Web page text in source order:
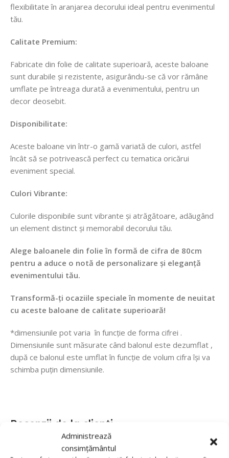
Administrează
consimțământul
flexibilitate în aranjarea decorului ideal pentru evenimentul
tău.
Calitate Premium:
Fabricate din folie de calitate superioară, aceste baloane
sunt durabile și rezistente, asigurându-se că vor rămâne
umflate pe întreaga durată a evenimentului, pentru un
decor deosebit.
Disponibilitate:
Aceste baloane vin într-o gamă variată de culori, astfel
încât să se potrivească perfect cu tematica oricărui
eveniment special.
Culori Vibrante:
Culorile disponibile sunt vibrante și atrăgătoare, adăugând
un element distinct și memorabil decorului tău.
Alege baloanele din folie în formă de cifra de 80cm
pentru a aduce o notă de personalizare și eleganță
evenimentului tău.
Transformă-ți ocaziile speciale în momente de neuitat
cu aceste baloane de calitate superioară!
*dimensiunile pot varia în funcție de forma cifrei .
Dimensiunile sunt măsurate când balonul este dezumflat ,
după ce balonul este umflat în funcție de volum cifra își va
schimba puțin dimensiunile.
Recenzii de la clienti